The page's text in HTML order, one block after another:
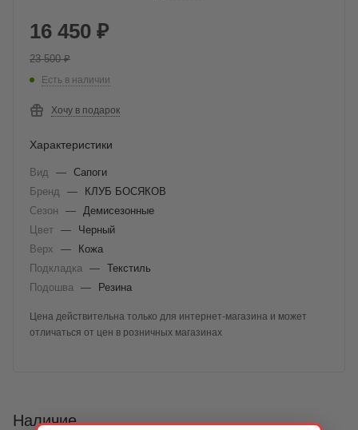
16 450 ₽
23 500₽
Есть в наличии
Хочу в подарок
Характеристики
Вид — Сапоги
Бренд
—
КЛУБ БОСЯКОВ
Сезон
—
Демисезонные
Цвет —
Черный
Верх
—
Кожа
Подкладка
— Текстиль
Подошва
— Резина
Цена действительна только для интернет-магазина и может
отличаться от цен в розничных магазинах
Наличие